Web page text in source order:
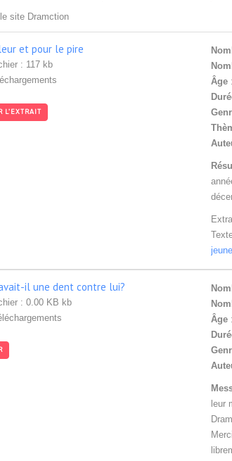
site Dramction
et pour le pire
: 117 kb
L'EXTRAIT
Âge:
il une dent contre lui?
: 0.00 KB kb
Âge:
leur